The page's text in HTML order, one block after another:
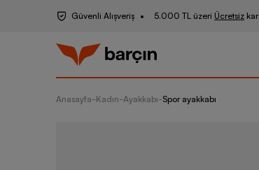
Güvenli Alışveriş 5.000 TL üzeri Ücretsiz
Anasayfa-Kadın-Ayakkabı-Spor ayakkabı